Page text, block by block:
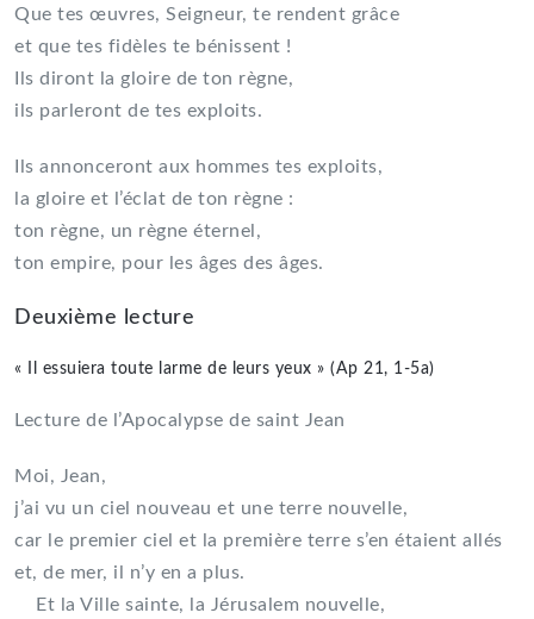
Que tes œuvres, Seigneur, te rendent grâce
et que tes fidèles te bénissent !
Ils diront la gloire de ton règne,
ils parleront de tes exploits.
Ils annonceront aux hommes tes exploits,
la gloire et l’éclat de ton règne :
ton règne, un règne éternel,
ton empire, pour les âges des âges.
Deuxième lecture
« Il essuiera toute larme de leurs yeux » (Ap 21, 1-5a)
Lecture de l’Apocalypse de saint Jean
Moi, Jean,
j’ai vu un ciel nouveau et une terre nouvelle,
car le premier ciel et la première terre s’en étaient allés
et, de mer, il n’y en a plus.
Et la Ville sainte, la Jérusalem nouvelle,